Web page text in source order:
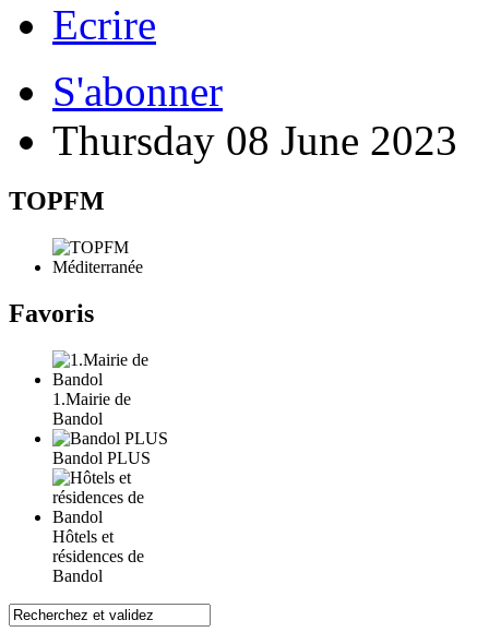
Ecrire
S'abonner
Thursday 08 June 2023
TOPFM
Favoris
1.Mairie de
Bandol
Bandol PLUS
Hôtels et
résidences de
Bandol